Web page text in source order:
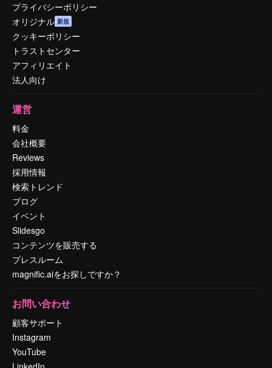
プライバシーポリシー
オリジナル 新規
クッキーポリシー
トラストセンター
アフィリエイト
法人向け
運営
料金
会社概要
Reviews
採用情報
検索トレンド
ブログ
イベント
Slidesgo
コンテンツを販売する
プレスルーム
magnific.aiをお探しですか？
お問い合わせ
顧客サポート
Instagram
YouTube